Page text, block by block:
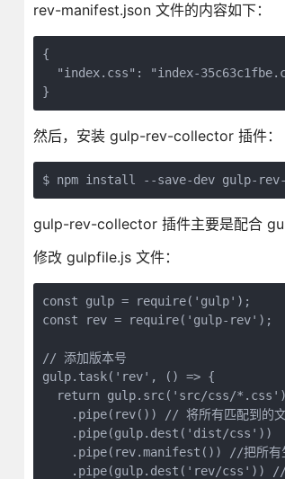
rev-manifest.json 文件的内容如下：
{
"index.css": "index-
}
然后，安装 gulp-rev-collector 插件：
$ npm install --save-dev gulp-
gulp-rev-collector 插件主要是配合
修改 gulpfile.js 文件：
const gulp = require('gulp');
const rev = require('gulp-rev');
// 添加版本号
gulp.task('rev', () => {
  return gulp.src('src/css/*.css')
.pipe(rev()) // 将所有匹配到的文
    .pipe(gulp.dest('dist/css'))
.pipe(rev.manifest()) //把所有
.pipe(gulp.dest('rev/css')) //